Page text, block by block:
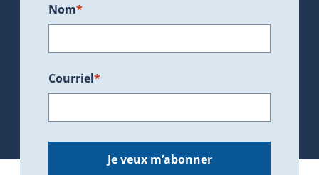
Nom*
Courriel*
Je veux m’abonner